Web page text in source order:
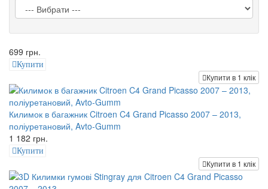
699 грн.
Купити
Купити в 1 клік
Килимок в багажник Citroen C4 Grand Picasso 2007 – 2013,
поліуретановий, Avto-Gumm
1 182 грн.
Купити
Купити в 1 клік